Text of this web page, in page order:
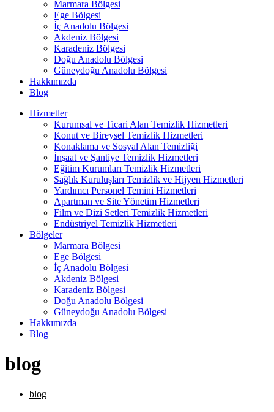
Marmara Bölgesi
Ege Bölgesi
İç Anadolu Bölgesi
Akdeniz Bölgesi
Karadeniz Bölgesi
Doğu Anadolu Bölgesi
Güneydoğu Anadolu Bölgesi
Hakkımızda
Blog
Hizmetler
Kurumsal ve Ticari Alan Temizlik Hizmetleri
Konut ve Bireysel Temizlik Hizmetleri
Konaklama ve Sosyal Alan Temizliği
İnşaat ve Şantiye Temizlik Hizmetleri
Eğitim Kurumları Temizlik Hizmetleri
Sağlık Kuruluşları Temizlik ve Hijyen Hizmetleri
Yardımcı Personel Temini Hizmetleri
Apartman ve Site Yönetim Hizmetleri
Film ve Dizi Setleri Temizlik Hizmetleri
Endüstriyel Temizlik Hizmetleri
Bölgeler
Marmara Bölgesi
Ege Bölgesi
İç Anadolu Bölgesi
Akdeniz Bölgesi
Karadeniz Bölgesi
Doğu Anadolu Bölgesi
Güneydoğu Anadolu Bölgesi
Hakkımızda
Blog
blog
blog